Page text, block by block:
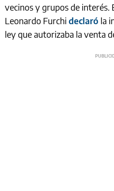
vecinos y grupos de interés.
Leonardo Furchi declaró la
ley que autorizaba la venta